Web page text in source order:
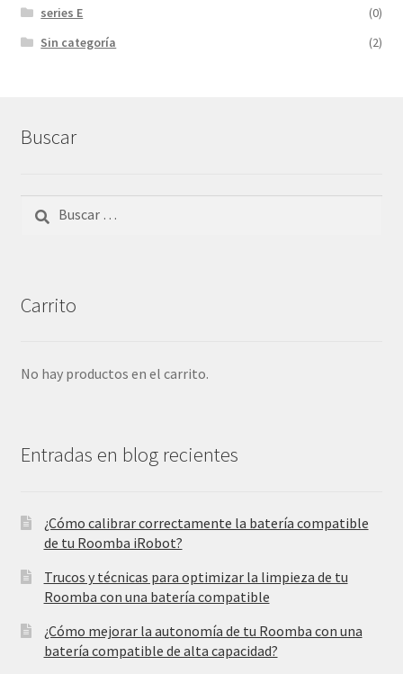
series E
(0)
Sin categoría
(2)
Buscar
Carrito
No hay productos en el carrito.
Entradas en blog recientes
¿Cómo calibrar correctamente la batería compatible
de tu Roomba iRobot?
Trucos y técnicas para optimizar la limpieza de tu
Roomba con una batería compatible
¿Cómo mejorar la autonomía de tu Roomba con una
batería compatible de alta capacidad?